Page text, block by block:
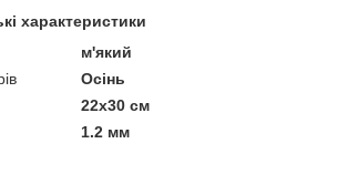
характеристики
м'який
Осінь
22х30 см
1.2 мм